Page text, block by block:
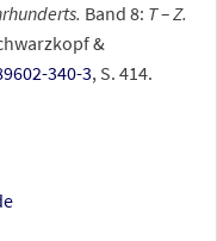
Band 8: T – Z.
&
340-3, S. 414.